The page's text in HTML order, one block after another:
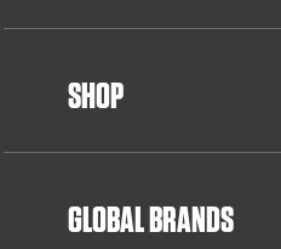
SHOP
GLOBAL BRANDS